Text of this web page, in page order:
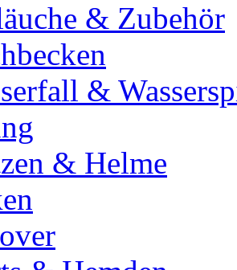
& Zubehör
&
& Helme